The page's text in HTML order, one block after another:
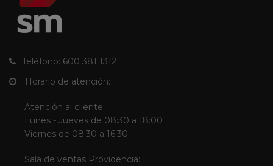
Teléfono: 600 381 1312
Horario de atención:
Atención al cliente:
Lunes - Jueves de 08:30 a 18:00
Viernes de 08:30 a 16:30
Sala de ventas Providencia: